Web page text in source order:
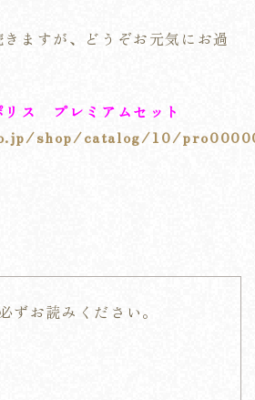
ますが、どうぞお元気にお過
リス プレミアムセット
shop/catalog/10/
ずお読みください。